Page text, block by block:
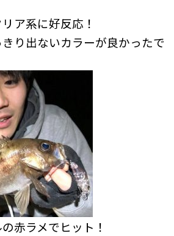
ア系に好反応！
り出ないカラーが良かったで
赤ラメでヒット！